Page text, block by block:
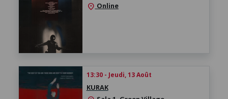
location_on Online
13:30 - Jeudi, 13 Août
KURAK